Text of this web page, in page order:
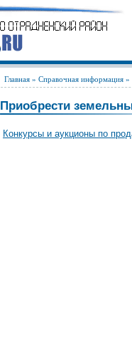
Главная » Справочная информация »
Приобрести
Конкурсы и аукционы по